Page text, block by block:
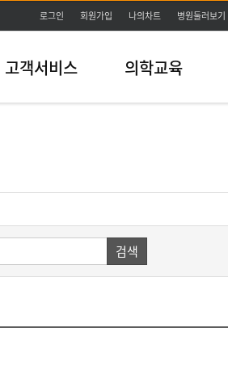
로그인 회원가입 나의차트 병원둘러보기
고객서비스 의학교육
검색